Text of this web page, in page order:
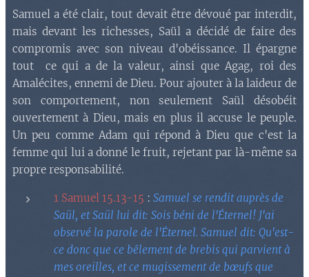
Samuel a été clair, tout devait être dévoué par interdit,
mais devant les richesses, Saül a décidé de faire des
compromis avec son niveau d'obéissance. Il épargne
tout ce qui a de la valeur, ainsi que Agag, roi des
Amalécites, ennemi de Dieu. Pour ajouter à la laideur de
son comportement, non seulement Saül désobéit
ouvertement à Dieu, mais en plus il accuse le peuple.
Un peu comme Adam qui répond à Dieu que c'est la
femme qui lui a donné le fruit, rejetant par là-même sa
propre responsabilité.
1 Samuel 15.13-15 : Samuel se rendit auprès de
Saül, et Saül lui dit: Sois béni de l'Éternel! J'ai
observé la parole de l'Éternel. Samuel dit: Qu'est-
ce donc que ce bêlement de brebis qui parvient à
mes oreilles, et ce mugissement de bœufs que